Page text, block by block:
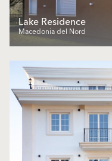
Lake Residence
Macedonia del Nord